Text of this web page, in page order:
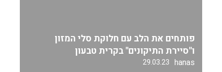
פותחים את הלב עם חלוקת סלי המזון
ו"סיירת התיקונים" בקרית טבעון
hanas
29.03.23